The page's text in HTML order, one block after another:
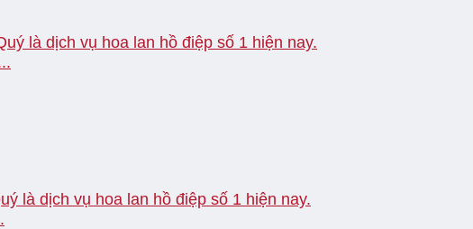
là dịch vụ hoa lan hồ điệp số 1 hiện nay.
là dịch vụ hoa lan hồ điệp số 1 hiện nay.